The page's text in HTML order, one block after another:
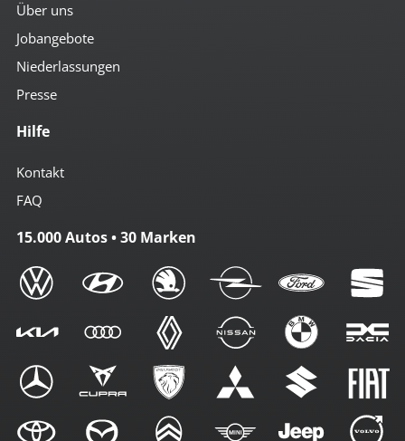
Über uns
Jobangebote
Niederlassungen
Presse
Hilfe
Kontakt
FAQ
15.000 Autos • 30 Marken